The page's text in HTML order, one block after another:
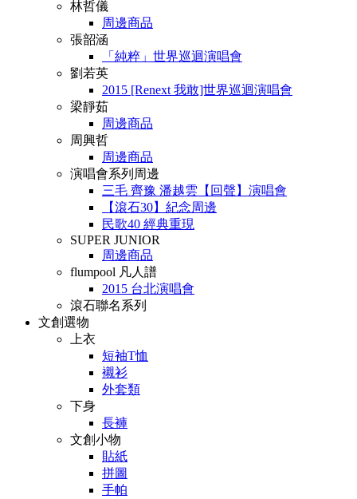
林哲儀
周邊商品
張韶涵
「純粹」世界巡迴演唱會
劉若英
2015 [Renext 我敢]世界巡迴演唱會
梁靜茹
周邊商品
周興哲
周邊商品
演唱會系列周邊
三毛 齊豫 潘越雲【回聲】演唱會
【滾石30】紀念周邊
民歌40 經典重現
SUPER JUNIOR
周邊商品
flumpool 凡人譜
2015 台北演唱會
滾石聯名系列
文創選物
上衣
短袖T恤
襯衫
外套類
下身
長褲
文創小物
貼紙
拼圖
手帕